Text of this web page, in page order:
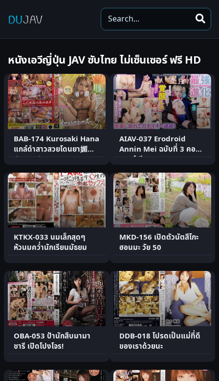
e
a
r
c
h
หนังเอวีญี่ปุ่น JAV ซับไทย ไม่เซ็นเซอร์ ฟรี HD
BAB-174 Kurosaki Hana
แกล์ดำสาวสวยโดนยา媚藥
キメセク
AIAV-037 Erodroid
Annin Mei ฉบับที่ 3 คอส
เพลย์เสียว
KTKX-033 นมเล็กสุดๆ
หัวนมคว่ำนักเรียนมัธยม
MKD-156 เปิดตัวนัตสึโกะ
ฮอนมะ วัย 50
OBA-053 ป้านักสืบมามา
ชารี เปิดโปงโจร!
DDB-018 โปรดเป็นแม่ที่ดี
ของเราด้วยนะ